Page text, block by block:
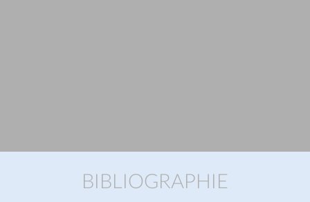
BIBLIOGRAPHIE